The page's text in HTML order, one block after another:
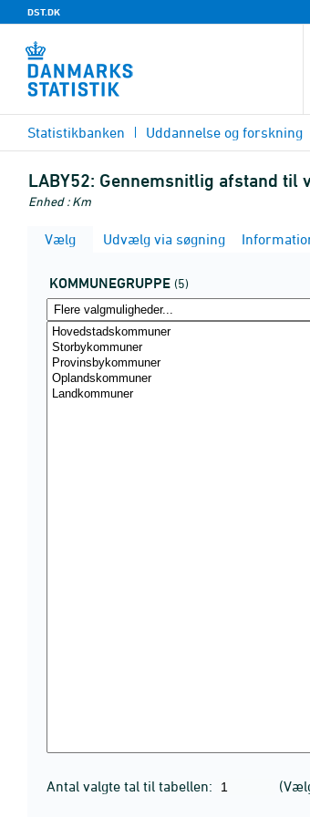
DST.DK
Statistikbanken Uddannelse og forskning
LABY52: Gennemsnitlig afstand til
Enhed : Km
Vælg Udvælg via søgning
KOMMUNEGRUPPE (5)
Antal valgte tal til tabellen: